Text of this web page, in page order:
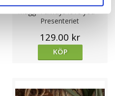
Mugg "I always love you" -
Presenteriet
129.00 kr
KÖP